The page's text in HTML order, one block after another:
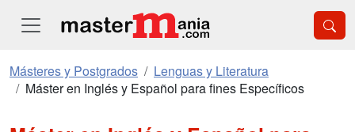
Másteres y Postgrados
Lenguas y Literatura
Máster en Inglés y Español para fines Específicos